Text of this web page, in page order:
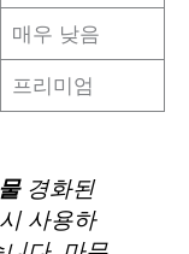
매우 낮음
프리미엄
경화된
사용하